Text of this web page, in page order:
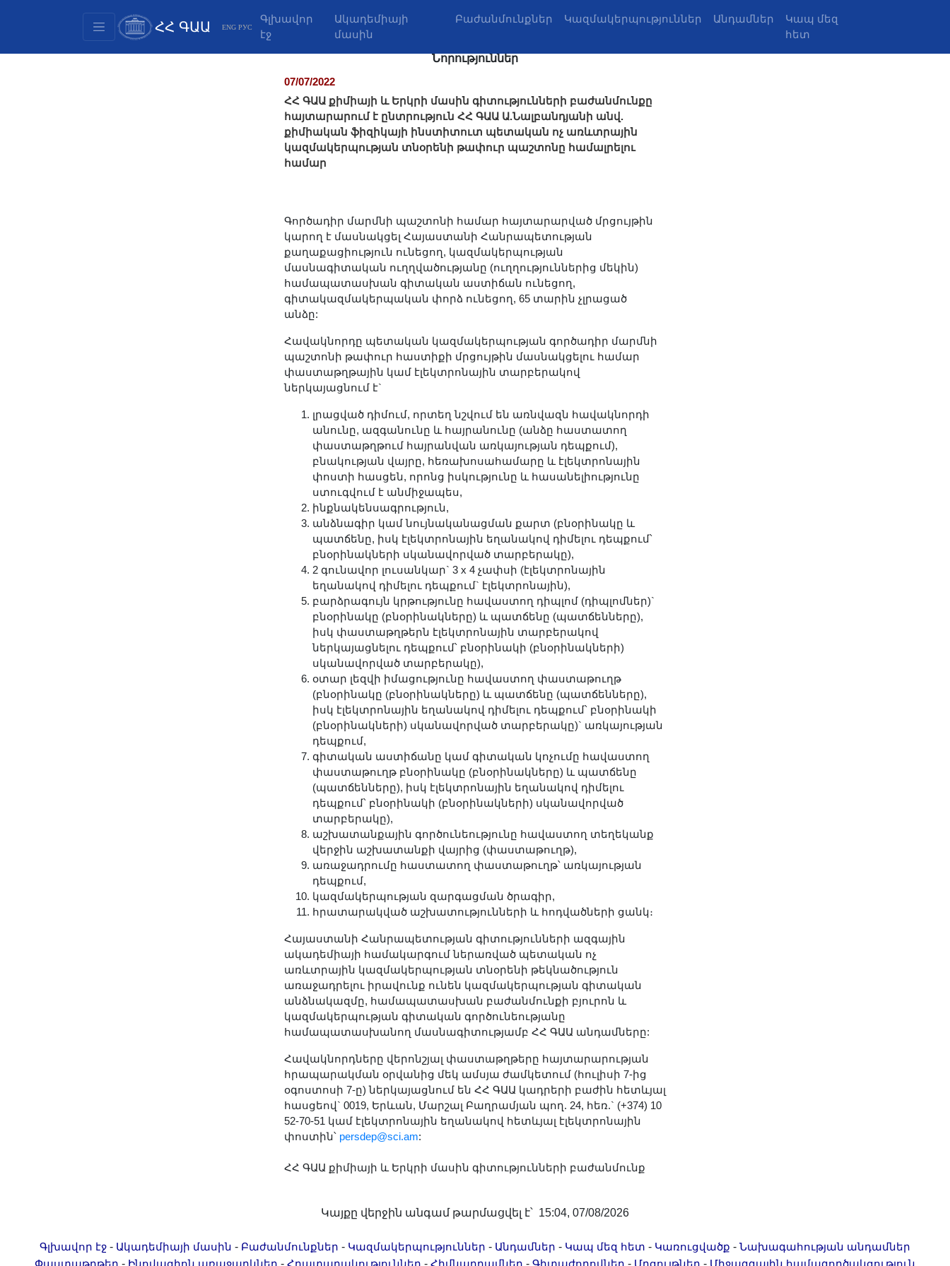
ՀՀ ԳԱԱ ENG РУС
Գլխավոր
էջ
Ակադեմիայի
մասին
Բաժանմունքներ Կազմակերպություններ Անդամներ
Կապ մեզ
հետ
Նորություններ
07/07/2022
ՀՀ ԳԱԱ քիմիայի և Երկրի մասին գիտությունների բաժանմունքը
հայտարարում է ընտրություն ՀՀ ԳԱԱ Ա.Նալբանդյանի անվ.
քիմիական ֆիզիկայի ինստիտուտ պետական ոչ առևտրային
կազմակերպության տնօրենի թափուր պաշտոնը համալրելու
համար
Գործադիր մարմնի պաշտոնի համար հայտարարված մրցույթին
կարող է մասնակցել Հայաստանի Հանրապետության
քաղաքացիություն ունեցող, կազմակերպության
մասնագիտական ուղղվածությանը (ուղղություններից մեկին)
համապատասխան գիտական աստիճան ունեցող,
գիտակազմակերպական փորձ ունեցող, 65 տարին չլրացած
անձը:
Հավակնորդը պետական կազմակերպության գործադիր մարմնի
պաշտոնի թափուր հաստիքի մրցույթին մասնակցելու համար
փաստաթղթային կամ էլեկտրոնային տարբերակով
ներկայացնում է`
լրացված դիմում, որտեղ նշվում են առնվազն հավակնորդի
անունը, ազգանունը և հայրանունը (անձը հաստատող
փաստաթղթում հայրանվան առկայության դեպքում),
բնակության վայրը, հեռախոսահամարը և էլեկտրոնային
փոստի հասցեն, որոնց իսկությունը և հասանելիությունը
ստուգվում է անմիջապես,
ինքնակենսագրություն,
անձնագիր կամ նույնականացման քարտ (բնօրինակը և
պատճենը, իսկ էլեկտրոնային եղանակով դիմելու դեպքում՝
բնօրինակների սկանավորված տարբերակը),
2 գունավոր լուսանկար` 3 x 4 չափսի (էլեկտրոնային
եղանակով դիմելու դեպքում` էլեկտրոնային),
բարձրագույն կրթությունը հավաստող դիպլոմ (դիպլոմներ)`
բնօրինակը (բնօրինակները) և պատճենը (պատճենները),
իսկ փաստաթղթերն էլեկտրոնային տարբերակով
ներկայացնելու դեպքում՝ բնօրինակի (բնօրինակների)
սկանավորված տարբերակը),
օտար լեզվի իմացությունը հավաստող փաստաթուղթ
(բնօրինակը (բնօրինակները) և պատճենը (պատճենները),
իսկ էլեկտրոնային եղանակով դիմելու դեպքում՝ բնօրինակի
(բնօրինակների) սկանավորված տարբերակը)` առկայության
դեպքում,
գիտական աստիճանը կամ գիտական կոչումը հավաստող
փաստաթուղթ բնօրինակը (բնօրինակները) և պատճենը
(պատճենները), իսկ էլեկտրոնային եղանակով դիմելու
դեպքում՝ բնօրինակի (բնօրինակների) սկանավորված
տարբերակը),
աշխատանքային գործունեությունը հավաստող տեղեկանք
վերջին աշխատանքի վայրից (փաստաթուղթ),
առաջադրումը հաստատող փաստաթուղթ՝ առկայության
դեպքում,
կազմակերպության զարգացման ծրագիր,
հրատարակված աշխատությունների և հոդվածների ցանկ։
Հայաստանի Հանրապետության գիտությունների ազգային
ակադեմիայի համակարգում ներառված պետական ոչ
առևտրային կազմակերպության տնօրենի թեկնածություն
առաջադրելու իրավունք ունեն կազմակերպության գիտական
անձնակազմը, համապատասխան բաժանմունքի բյուրոն և
կազմակերպության գիտական գործունեությանը
համապատասխանող մասնագիտությամբ ՀՀ ԳԱԱ անդամները:
Հավակնորդները վերոնշյալ փաստաթղթերը հայտարարության
հրապարակման օրվանից մեկ ամսյա ժամկետում (հուլիսի 7-ից
օգոստոսի 7-ը) ներկայացնում են ՀՀ ԳԱԱ կադրերի բաժին հետևյալ
հասցեով` 0019, Երևան, Մարշալ Բաղրամյան պող. 24, հեռ.` (+374) 10
52-70-51 կամ էլեկտրոնային եղանակով հետևյալ էլեկտրոնային
փոստին՝ persdep@sci.am:
ՀՀ ԳԱԱ քիմիայի և Երկրի մասին գիտությունների բաժանմունք
Կայքը վերջին անգամ թարմացվել է՝ 15:04, 07/08/2026
Գլխավոր էջ - Ակադեմիայի մասին - Բաժանմունքներ - Կազմակերպություններ - Անդամներ - Կապ մեզ հետ - Կառուցվածք - Նախագահության անդամներ
- - - - - -